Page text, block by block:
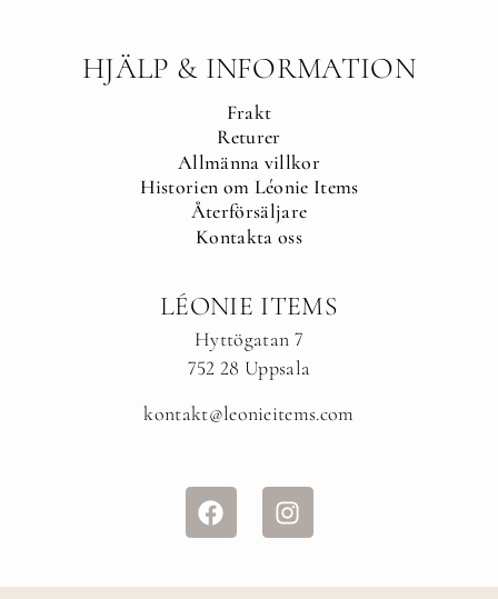
HJÄLP & INFORMATION
Frakt
Returer
Allmänna villkor
Historien om Léonie Items
Återförsäljare
Kontakta oss
LÉONIE ITEMS
Hyttögatan 7
752 28 Uppsala
kontakt@leonieitems.com